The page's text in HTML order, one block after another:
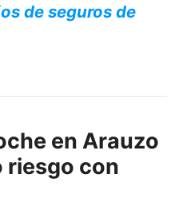
de seguros de
en Arauzo
riesgo con